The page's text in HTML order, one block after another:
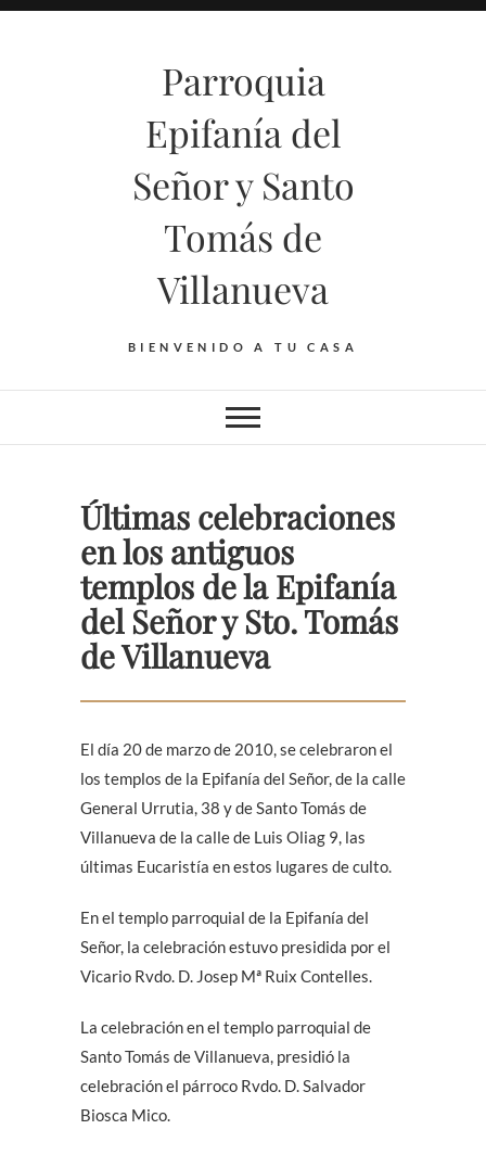
Saltar
Parroquia
Epifanía del
Señor y Santo
Tomás de
Villanueva
BIENVENIDO A TU CASA
Últimas celebraciones
en los antiguos
templos de la Epifanía
del Señor y Sto. Tomás
de Villanueva
El día 20 de marzo de 2010, se celebraron el
los templos de la Epifanía del Señor, de la calle
General Urrutia, 38 y de Santo Tomás de
Villanueva de la calle de Luis Oliag 9, las
últimas Eucaristía en estos lugares de culto.
En el templo parroquial de la Epifanía del
Señor, la celebración estuvo presidida por el
Vicario Rvdo. D. Josep Mª Ruix Contelles.
La celebración en el templo parroquial de
Santo Tomás de Villanueva, presidió la
celebración el párroco Rvdo. D. Salvador
Biosca Mico.